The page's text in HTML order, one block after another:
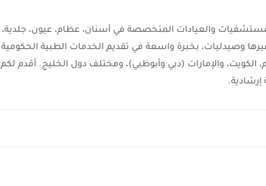
والعيادات المتخصصة في أسنان، عظام، عيون، جلدية،
وصيدليات، بخبرة واسعة في تقديم الخدمات الطبية الحكومية
الكويت، والإمارات (دبي وأبوظبي)، ومختلف دول الخليج. أقدم لكم